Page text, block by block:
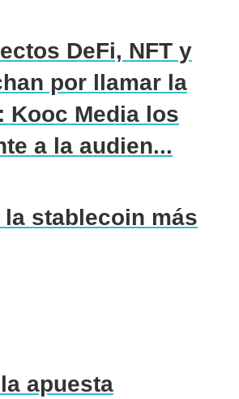
DeFi, NFT y
por llamar la
Kooc Media los
a la audien...
la stablecoin más
apuesta